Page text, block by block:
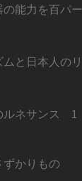
の能力を百パ
ムと日本人の
ルネサンス 1
かりもの